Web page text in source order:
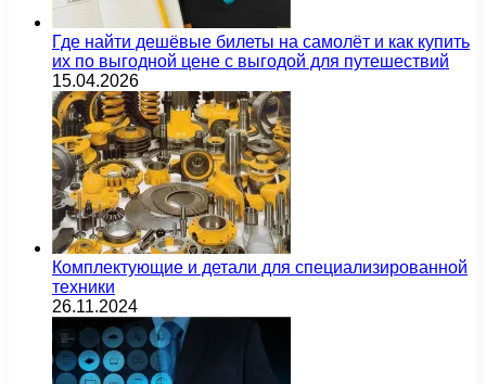
Где найти дешёвые билеты на самолёт и как купить
их по выгодной цене с выгодой для путешествий
15.04.2026
Комплектующие и детали для специализированной
техники
26.11.2024